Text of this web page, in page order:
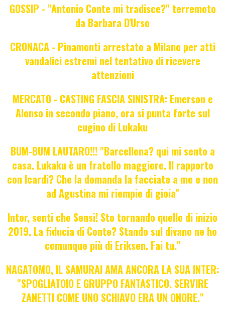
GOSSIP - "Antonio Conte mi tradisce?" terremoto
da Barbara D'Urso
CRONACA - Pinamonti arrestato a Milano per atti
vandalici estremi nel tentativo di ricevere
attenzioni
MERCATO - CASTING FASCIA SINISTRA: Emerson e
Alonso in secondo piano, ora si punta forte sul
cugino di Lukaku
BUM-BUM LAUTARO!!! "Barcellona? qui mi sento a
casa. Lukaku è un fratello maggiore. Il rapporto
con Icardi? Che la domanda la facciate a me e non
ad Agustina mi riempie di gioia"
Inter, senti che Sensi! Sto tornando quello di inizio
2019. La fiducia di Conte? Stando sul divano ne ho
comunque più di Eriksen. Fai tu."
NAGATOMO, IL SAMURAI AMA ANCORA LA SUA INTER:
"SPOGLIATOIO E GRUPPO FANTASTICO. SERVIRE
ZANETTI COME UNO SCHIAVO ERA UN ONORE."